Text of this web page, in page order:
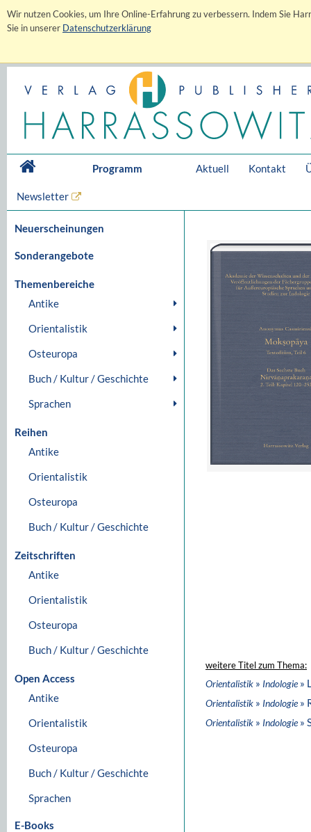
Wir nutzen Cookies, um Ihre Online-Erfahrung zu verbessern. Indem Sie
Sie in unserer Datenschutzerklärung
Programm Aktuell Kontakt
Newsletter
Neuerscheinungen
Sonderangebote
Themenbereiche
Antike
Orientalistik
Osteuropa
Buch / Kultur / Geschichte
Sprachen
Reihen
Antike
Orientalistik
Osteuropa
Buch / Kultur / Geschichte
Zeitschriften
Antike
Orientalistik
Osteuropa
Buch / Kultur / Geschichte
Open Access
Antike
Orientalistik
Osteuropa
Buch / Kultur / Geschichte
Sprachen
E-Books
weitere Titel zum Thema:
Orientalistik » Indologie»
Orientalistik » Indologie»
Orientalistik » Indologie»